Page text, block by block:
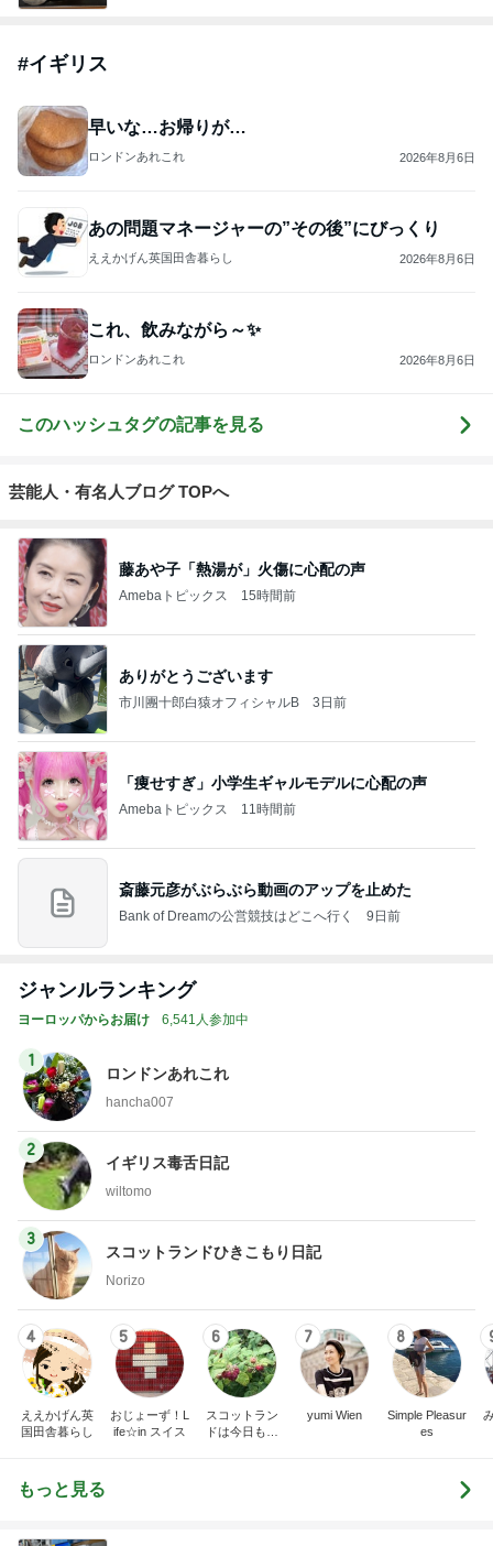
#イギリス
早いな…お帰りが…
ロンドンあれこれ 2026年8月6日
あの問題マネージャーの”その後”にびっくり
ええかげん英国田舎暮らし 2026年8月6日
これ、飲みながら～✨
ロンドンあれこれ 2026年8月6日
このハッシュタグの記事を見る
芸能人・有名人ブログ TOPへ
藤あや子「熱湯が」火傷に心配の声
Amebaトピックス 15時間前
ありがとうございます
市川團十郎白猿オフィシャルB 3日前
「痩せすぎ」小学生ギャルモデルに心配の声
Amebaトピックス 11時間前
斎藤元彦がぶらぶら動画のアップを止めた
Bank of Dreamの公営競技はどこへ行く 9日前
ジャンルランキング
ヨーロッパからお届け 6,541人参加中
1
ロンドンあれこれ
hancha007
2
イギリス毒舌日記
wiltomo
3
スコットランドひきこもり日記
Norizo
4
ええかげん英
国田舎暮らし
5
おじょーず！L
ife☆in スイス
6
スコットラン
ドは今日も曇
7
yumi Wien
8
Simple Pleasur
es
もっと見る